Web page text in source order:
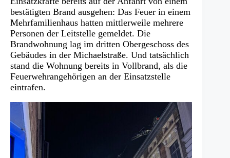
bestätigten Brand ausgehen: Das Feuer in einem
Mehrfamilienhaus hatten mittlerweile mehrere
Personen der Leitstelle gemeldet. Die
Brandwohnung lag im dritten Obergeschoss des
Gebäudes in der Michaelstraße. Und tatsächlich
stand die Wohnung bereits in Vollbrand, als die
Feuerwehrangehörigen an der Einsatzstelle
eintrafen.